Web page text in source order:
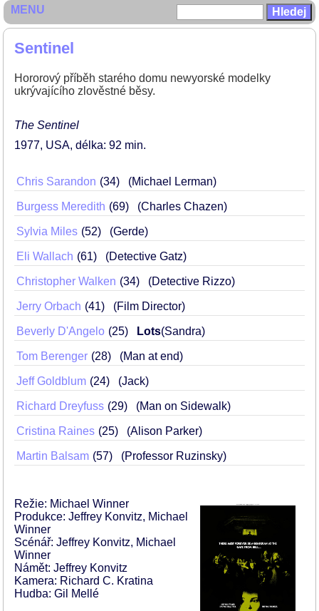
Sentinel
Hororový příběh starého domu newyorské modelky
ukrývajícího zlověstné běsy.
The Sentinel
1977 USA délka: 92 min
Chris Sarandon 34 (Michael Lerman)
Burgess Meredith 69 (Charles Chazen)
Sylvia Miles 52 (Gerde)
Eli Wallach 61 (Detective Gatz)
Christopher Walken 34 (Detective Rizzo)
Jerry Orbach 41 (Film Director)
Beverly D'Angelo 25 Lots(Sandra)
Tom Berenger 28 (Man at end)
Jeff Goldblum 24 (Jack)
Richard Dreyfuss 29 (Man on Sidewalk)
Cristina Raines 25 (Alison Parker)
Martin Balsam 57 (Professor Ruzinsky)
Režie: Michael Winner
Produkce: Jeffrey Konvitz, Michael
Winner
Scénář: Jeffrey Konvitz, Michael
Winner
Námět: Jeffrey Konvitz
Kamera: Richard C. Kratina
Hudba: Gil Mellé
MENU